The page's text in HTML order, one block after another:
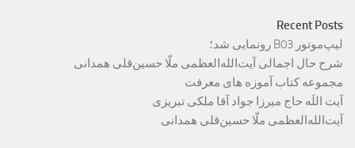
Recent Posts
لیپ‌موتور B03 رونمایی شد؛
شرح حال اجمالی آیت‌الله‌العظمی ملّا حسین‌قلی همدانی
مجموعه کتاب آموزه های معرفت
آیت اللَه حاج میرزا جواد آقا ملکی تبریزی
آیت‌الله‌العظمی ملّا حسین‌قلی همدانی